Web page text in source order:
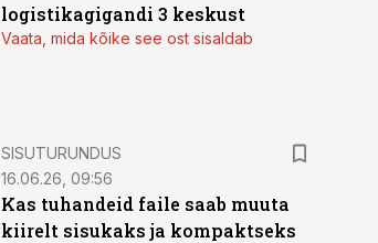
logistikagigandi 3 keskust
Vaata, mida kõike see ost sisaldab
ST
SISUTURUNDUS
16.06.26, 09:56
Kas tuhandeid faile saab muuta
kiirelt sisukaks ja kompaktseks